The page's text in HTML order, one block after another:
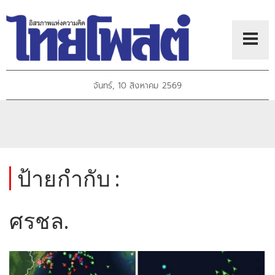
จันทร์, 10 สิงหาคม 2569
ป้ายกำกับ :
ศรชล.